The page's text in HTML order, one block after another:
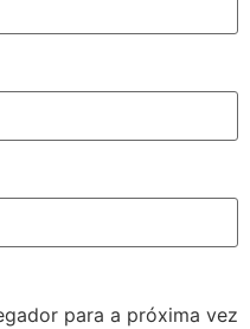
para a próxima vez